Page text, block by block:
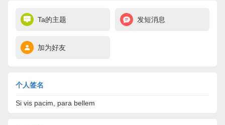
Ta的主题 发短消息
加为好友
个人签名
Si vis pacim, para bellem